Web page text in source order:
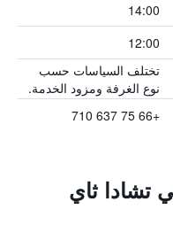
14:00
12:00
تختلف السياسات حسب
نوع الغرفة ومزود الخدمة.
+66 75 637 710
تشادا ثاي